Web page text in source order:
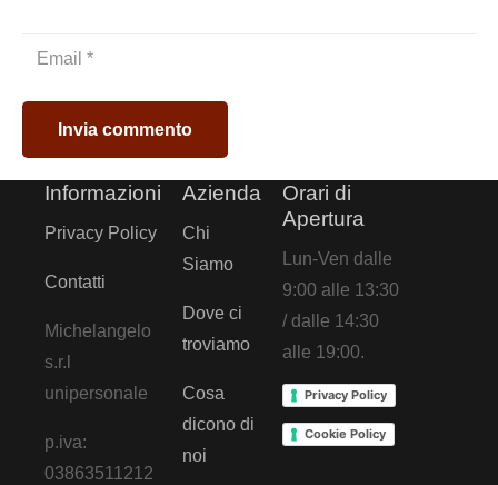
Invia commento
Informazioni
Privacy Policy
Contatti
Michelangelo
s.r.l
unipersonale
p.iva:
03863511212
Azienda
Chi
Siamo
Dove ci
troviamo
Cosa
dicono di
noi
Orari di
Apertura
Lun-Ven dalle
9:00 alle 13:30
/ dalle 14:30
alle 19:00.
Privacy Policy
Cookie Policy